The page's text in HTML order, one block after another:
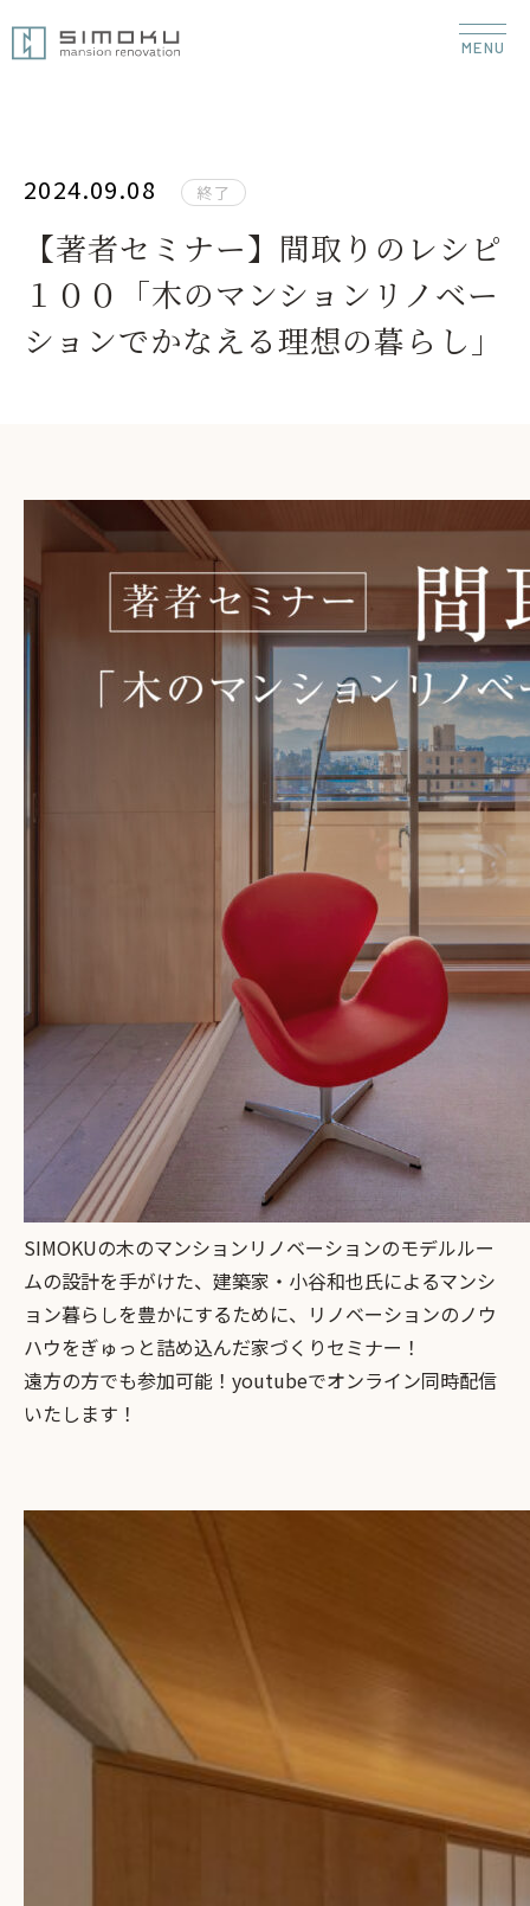
2024.09.08 終了
【著者セミナー】間取りのレシピ
１００「木のマンションリノベー
ションでかなえる理想の暮らし」
SIMOKUの木のマンションリノベーションのモデルルー
ムの設計を手がけた、建築家・小谷和也氏によるマンシ
ョン暮らしを豊かにするために、リノベーションのノウ
ハウをぎゅっと詰め込んだ家づくりセミナー！
遠方の方でも参加可能！youtubeでオンライン同時配信
いたします！